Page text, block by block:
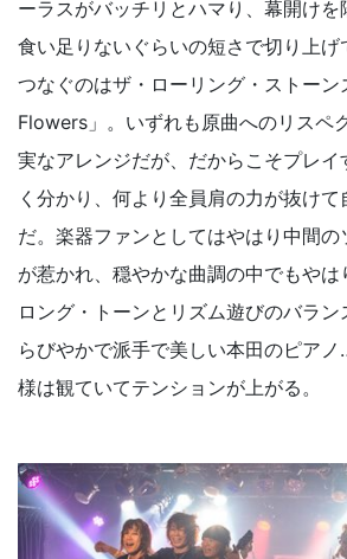
ーラスがバッチリとハマり、幕開け
食い足りないぐらいの短さで切り上
つなぐのはザ・ローリング・ストーン
Flowers」。いずれも原曲へのリスペ
実なアレンジだが、だからこそプレイ
く分かり、何より全員肩の力が抜け
だ。楽器ファンとしてはやはり中間
が惹かれ、穏やかな曲調の中でもやは
ロング・トーンとリズム遊びのバラン
らびやかで派手で美しい本田のピア
様は観ていてテンションが上がる。